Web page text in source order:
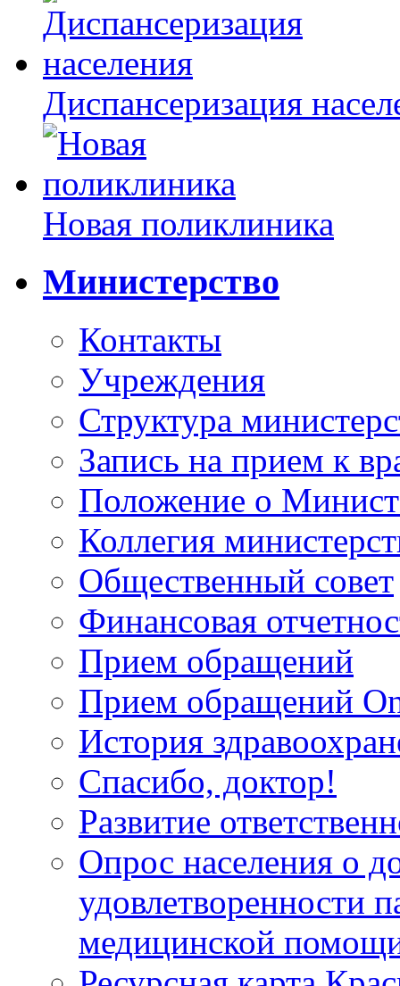
Диспансеризация
Новая поликлиника
Министерство
Контакты
Учреждения
Структура
Запись на прием к
Положение о
Коллегия
Общественный совет
Финансовая
Прием обращений
Прием обращений
История
Спасибо, доктор!
Развитие
Опрос населения о
удовлетворенности
медицинской